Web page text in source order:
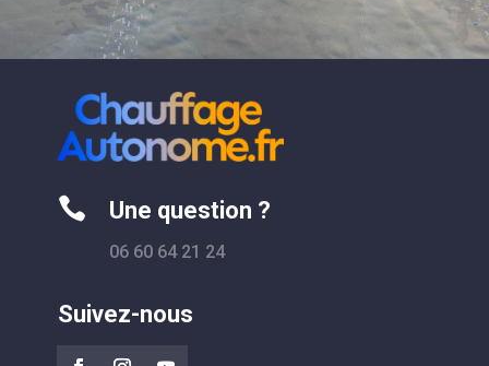
 Une question ?
06 60 64 21 24
Suivez-nous